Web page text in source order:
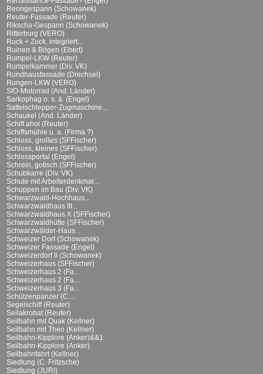
Renngespann (Schowanek)
Reuter-Fassade (Reuter)
Rikscha-Gespann (Schowanek)
Ritterburg (VERO)
Ruck + Zuck, integriert...
Ruinen & Bögen (Ebert)
Rumpel-LKW (Reuter)
Rumpelkammer (Div. VK)
Rundhausfassade (Drechsel)
Rungen-LKW (VERO)
SIO-Motorrad (And. Länder)
Sarkophag o. s. ä. (Engel)
Sattelschlepper-Zugmaschine...
Schaukel (And. Länder)
Schiff ahoi (Reuter)
Schiffsmühle u. a. (Firma ?)
Schloss, großes (SFFischer)
Schloss, kleines (SFFischer)
Schlossportal (Engel)
Schrein, gotisch (SFFischer)
Schubkarre (Div. VK)
Schule mit Arbeiterdenkmal...
Schuppen im Bau (Div. VK)
Schwarzwald-Hochhaus...
Schwarzwaldhaus III...
Schwarzwaldhaus X (SFFischer)
Schwarzwaldhütte (SFFischer)
Schwarzwälder-Haus...
Schweizer Dorf (Schowanek)
Schweizer Fassade (Engel)
Schweizerdorf II (Schowanek)
Schweizerhaus (SFFischer)
Schweizerhaus 2 (Fa....
Schweizerhaus 2 (Fa....
Schweizerhaus 3 (Fa....
Schützenpanzer (C....
Segelschiff (Reuter)
Seilakrobat (Reuter)
Seilbahn mit Quak (Kellner)
Seilbahn mit Theo (Kellner)
Seilbahn-Kipplore (Anker)&&1
Seilbahn-Kipplore (Anker)
Seilbahnfahrt (Kellner)
Siedlung (C. Fritzsche)
Siedlung (JURI)